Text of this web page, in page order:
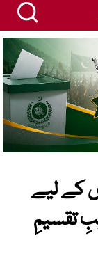
کے لیے
تقسیمِ